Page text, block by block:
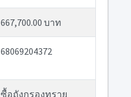
667,700.00 บาท
68069204372
ซื้อถังกรองทราย